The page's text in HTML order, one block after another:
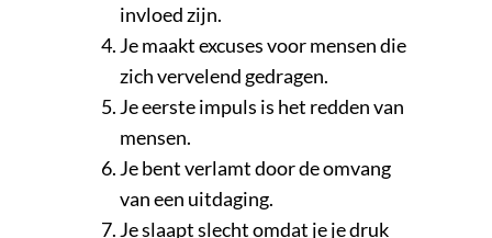
invloed zijn.
Je maakt excuses voor mensen die
zich vervelend gedragen.
Je eerste impuls is het redden van
mensen.
Je bent verlamt door de omvang
van een uitdaging.
Je slaapt slecht omdat je je druk